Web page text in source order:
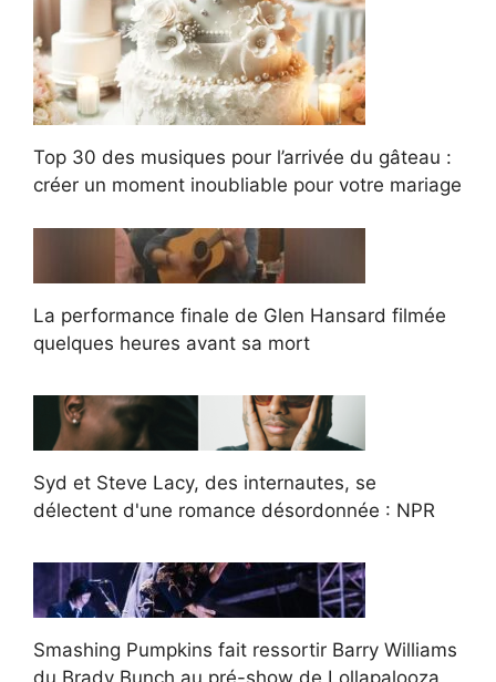
Top 30 des musiques pour l’arrivée du gâteau :
créer un moment inoubliable pour votre mariage
La performance finale de Glen Hansard filmée
quelques heures avant sa mort
Syd et Steve Lacy, des internautes, se
délectent d'une romance désordonnée : NPR
Smashing Pumpkins fait ressortir Barry Williams
du Brady Bunch au pré-show de Lollapalooza